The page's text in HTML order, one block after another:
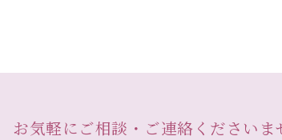
お気軽にご相談・ご連絡くださいま